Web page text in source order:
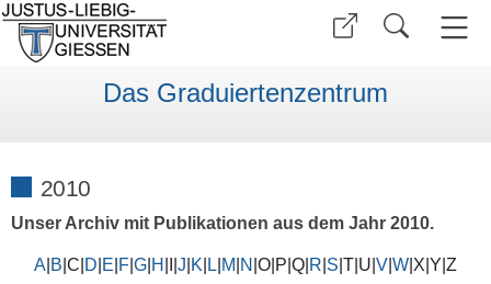
Das Graduiertenzentrum
2010
Unser Archiv mit Publikationen aus dem Jahr 2010.
A B |C| D E F G H J K L M N |O|P|Q| R S |T|U| V W |X|Y|Z